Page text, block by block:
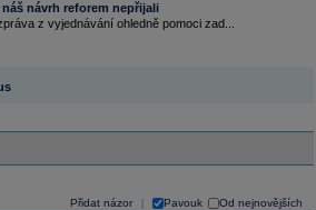
návrh reforem nepřijali
z vyjednávání ohledně pomoci zad...
Přidat názor Pavouk Od nejnovějších